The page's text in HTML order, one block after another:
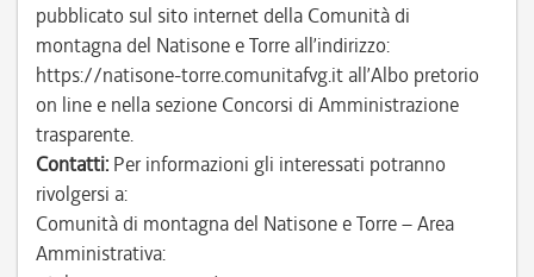
pubblicato sul sito internet della Comunità di
montagna del Natisone e Torre all’indirizzo:
https://natisone-torre.comunitafvg.it all’Albo pretorio
on line e nella sezione Concorsi di Amministrazione
trasparente.
Contatti: Per informazioni gli interessati potranno
rivolgersi a:
Comunità di montagna del Natisone e Torre – Area
Amministrativa: